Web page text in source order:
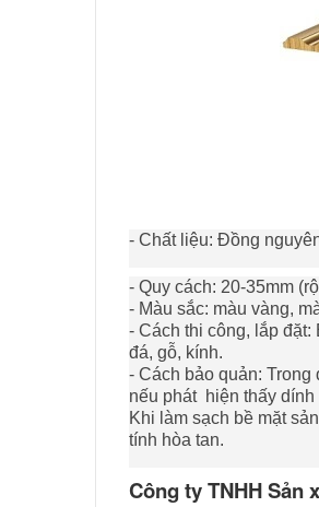
- Chất liệu: Đồng
- Quy cách: 20-35mm
- Màu sắc: màu vàng,
- Cách thi công, lắp
đá, gỗ, kính.
- Cách bảo quản:
nếu phát hiện thấy
Khi làm sạch bề mặt
tính hòa tan.
Công ty TNHH Sản